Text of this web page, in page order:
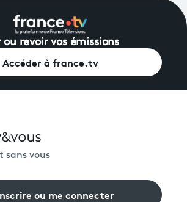
ou revoir vos émissions
Accéder à france.tv
sans vous
ou me connecter